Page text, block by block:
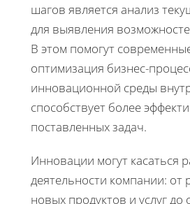
шагов является анализ
для выявления
В этом помогут
оптимизация бизнес-
инновационной среды
способствует более
поставленных задач.
Инновации могут касаться
деятельности компании: от
новых продуктов и услуг до